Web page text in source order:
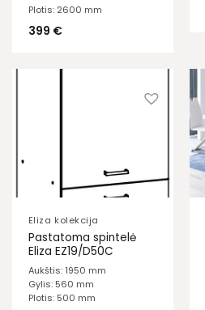
Plotis: 2600 mm
399 €
Eliza kolekcija
Pastatoma spintelė
Eliza EZ19/D50C
Aukštis: 1950 mm
Gylis: 560 mm
Plotis: 500 mm